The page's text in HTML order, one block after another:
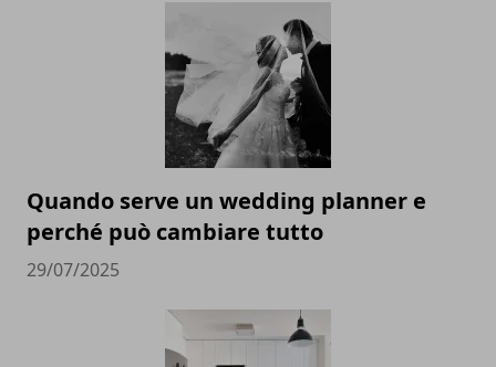
Quando serve un wedding planner e
perché può cambiare tutto
29/07/2025